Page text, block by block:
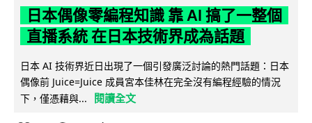
日本偶像零編程知識 靠 AI 搞了一整個
直播系統 在日本技術界成為話題
日本 AI 技術界近日出現了一個引發廣泛討論的熱門話題：日本
偶像前 Juice=Juice 成員宮本佳林在完全沒有編程經驗的情況
下，僅憑藉與...
閱讀全文